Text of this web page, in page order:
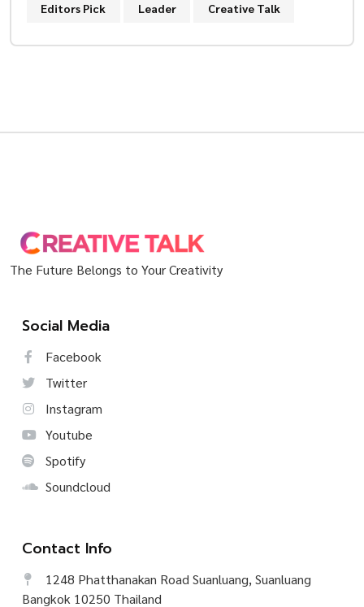
Editors Pick Leader Creative Talk
The Future Belongs to Your Creativity
Social Media
Facebook
Twitter
Instagram
Youtube
Spotify
Soundcloud
Contact Info
1248 Phatthanakan Road Suanluang, Suanluang
Bangkok 10250 Thailand